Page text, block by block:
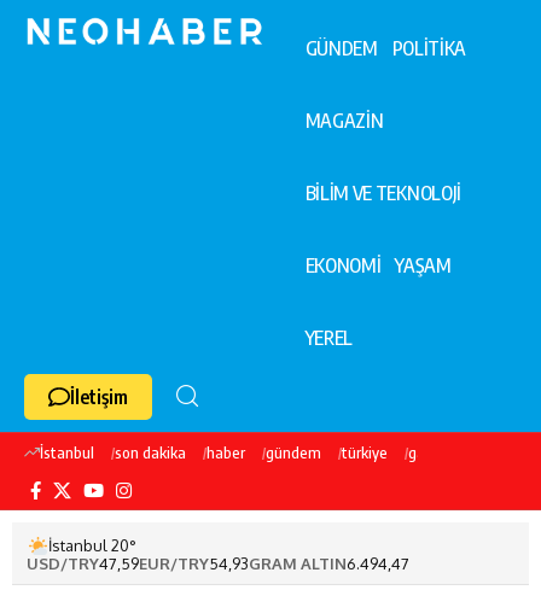
GÜNDEM POLİTİKA
MAGAZİN
BİLİM VE TEKNOLOJİ
EKONOMİ YAŞAM
YEREL
İletişim
İstanbul son dakika haber gündem türkiye galatasaray
İstanbul 20°
USD/TRY47,59EUR/TRY54,93GRAM ALTIN6.494,47